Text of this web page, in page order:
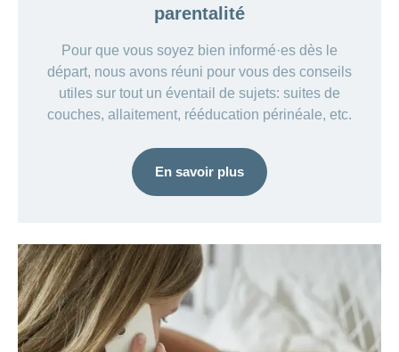
parentalité
Pour que vous soyez bien informé·es dès le
départ, nous avons réuni pour vous des conseils
utiles sur tout un éventail de sujets: suites de
couches, allaitement, rééducation périnéale, etc.
En savoir plus